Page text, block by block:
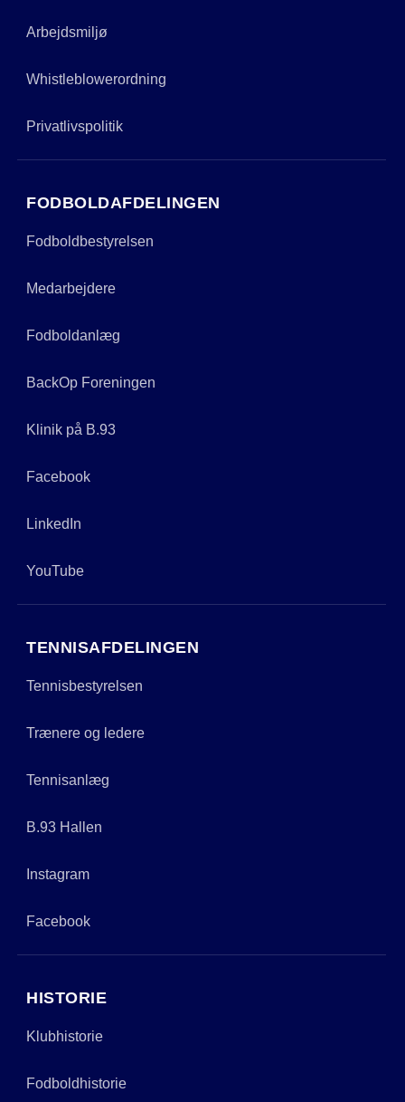
Arbejdsmiljø
Whistleblowerordning
Privatlivspolitik
FODBOLDAFDELINGEN
Fodboldbestyrelsen
Medarbejdere
Fodboldanlæg
BackOp Foreningen
Klinik på B.93
Facebook
LinkedIn
YouTube
TENNISAFDELINGEN
Tennisbestyrelsen
Trænere og ledere
Tennisanlæg
B.93 Hallen
Instagram
Facebook
HISTORIE
Klubhistorie
Fodboldhistorie